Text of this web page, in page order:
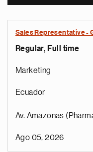
Sales Representative -
Regular, Full time
Marketing
Ecuador
Av. Amazonas
Ago 05, 2026